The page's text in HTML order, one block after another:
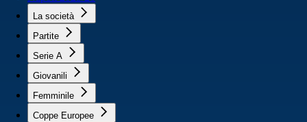
La società
Partite
Serie A
Giovanili
Femminile
Coppe Europee